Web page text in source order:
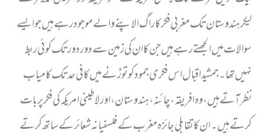
لیکر ہندوستان تک مغربی فکر کا راگ الاپنے والے موجود رہے ہیں جو ایسے
سوالات میں الجھتے رہے ہیں جن کا ان کی زمین سے دور دور تک کوئی ربط
نہیں تھا۔ جمشید اقبال اس فکری جمود کو توڑنے میں کافی حد تک کامیاب
نظر آتے ہیں، وہ افریقہ، چائنہ، ہندوستان، اور لاطینی امریکہ کی فکر پر بات
کرتے ہیں۔ ان کا تقابلی جائزہ مغرب کے فلسفیانہ شعائر کے ساتھ کرتے